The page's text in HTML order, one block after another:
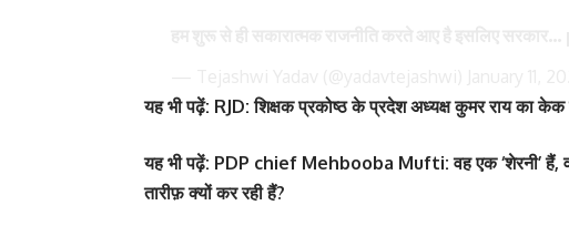
यह भी पढ़ें: RJD: शिक्षक प्रकोष्ठ के प्रदेश अध्यक्ष कुमर राय का
यह भी पढ़ें: PDP chief Mehbooba Mufti: वह एक ‘शेरनी’ हैं, वह
तारीफ़ क्यों कर रही हैं?